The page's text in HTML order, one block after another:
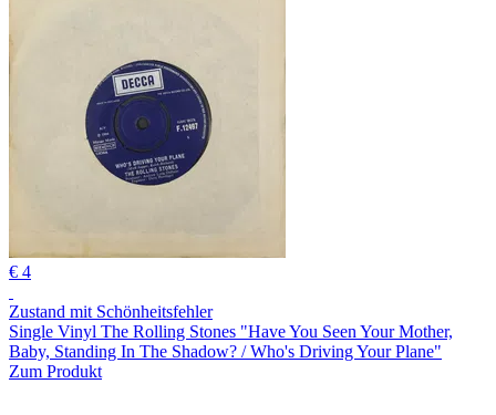
€ 4
Zustand mit Schönheitsfehler
Single Vinyl The Rolling Stones "Have You Seen Your Mother,
Baby, Standing In The Shadow? / Who's Driving Your Plane"
Zum Produkt